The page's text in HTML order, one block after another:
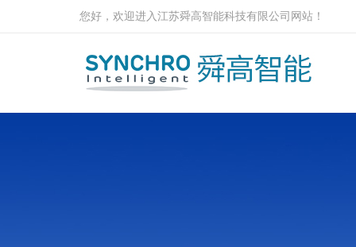
您好，欢迎进入江苏舜高智能科技有限公司网站！